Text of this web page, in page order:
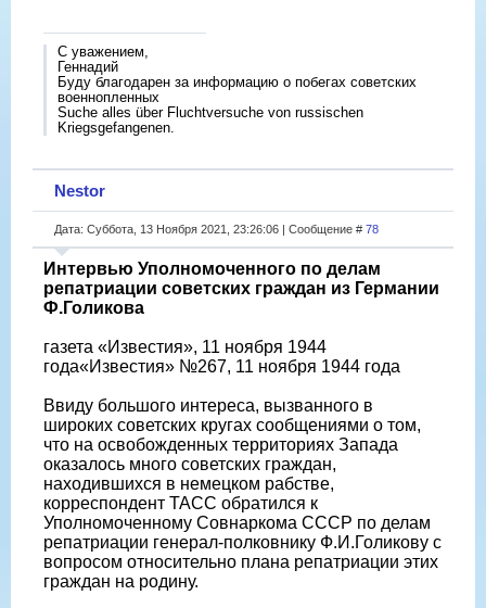
С уважением,
Геннадий
Буду благодарен за информацию о побегах советских
военнопленных
Suche alles über Fluchtversuche von russischen
Kriegsgefangenen.
Nestor
Дата: Суббота, 13 Ноября 2021, 23:26:06 | Сообщение # 78
Интервью Уполномоченного по делам
репатриации советских граждан из Германии
Ф.Голикова
газета «Известия», 11 ноября 1944
года«Известия» №267, 11 ноября 1944 года
Ввиду большого интереса, вызванного в
широких советских кругах сообщениями о том,
что на освобожденных территориях Запада
оказалось много советских граждан,
находившихся в немецком рабстве,
корреспондент ТАСС обратился к
Уполномоченному Совнаркома СССР по делам
репатриации генерал-полковнику Ф.И.Голикову с
вопросом относительно плана репатриации этих
граждан на родину.